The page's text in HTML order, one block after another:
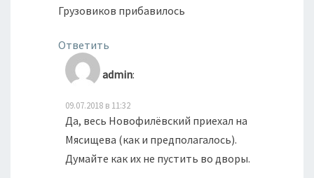
Грузовиков прибавилось
Ответить
admin:
09.07.2018 в 11:32
Да, весь Новофилёвский приехал на
Мясищева (как и предполагалось).
Думайте как их не пустить во дворы.